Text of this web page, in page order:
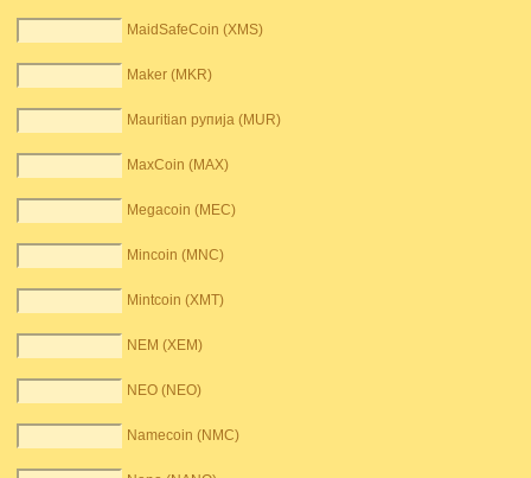
MaidSafeCoin (XMS)
Maker (MKR)
Mauritian рупија (MUR)
MaxCoin (MAX)
Megacoin (MEC)
Mincoin (MNC)
Mintcoin (XMT)
NEM (XEM)
NEO (NEO)
Namecoin (NMC)